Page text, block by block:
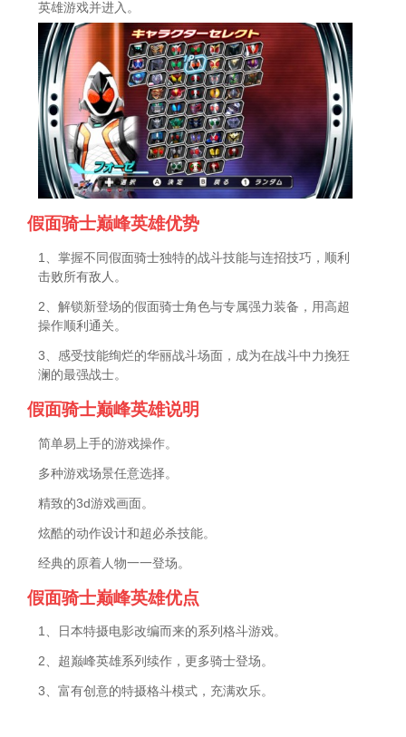
英雄游戏并进入。
假面骑士巅峰英雄优势
1、掌握不同假面骑士独特的战斗技能与连招技巧，顺利
击败所有敌人。
2、解锁新登场的假面骑士角色与专属强力装备，用高超
操作顺利通关。
3、感受技能绚烂的华丽战斗场面，成为在战斗中力挽狂
澜的最强战士。
假面骑士巅峰英雄说明
简单易上手的游戏操作。
多种游戏场景任意选择。
精致的3d游戏画面。
炫酷的动作设计和超必杀技能。
经典的原着人物一一登场。
假面骑士巅峰英雄优点
1、日本特摄电影改编而来的系列格斗游戏。
2、超巅峰英雄系列续作，更多骑士登场。
3、富有创意的特摄格斗模式，充满欢乐。